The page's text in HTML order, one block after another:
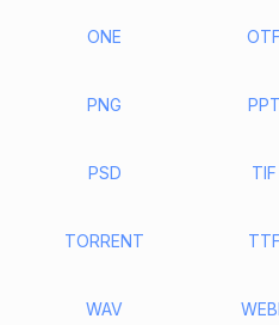
ONE OTF
PNG PPT
PSD TIF
TORRENT TTF
WAV